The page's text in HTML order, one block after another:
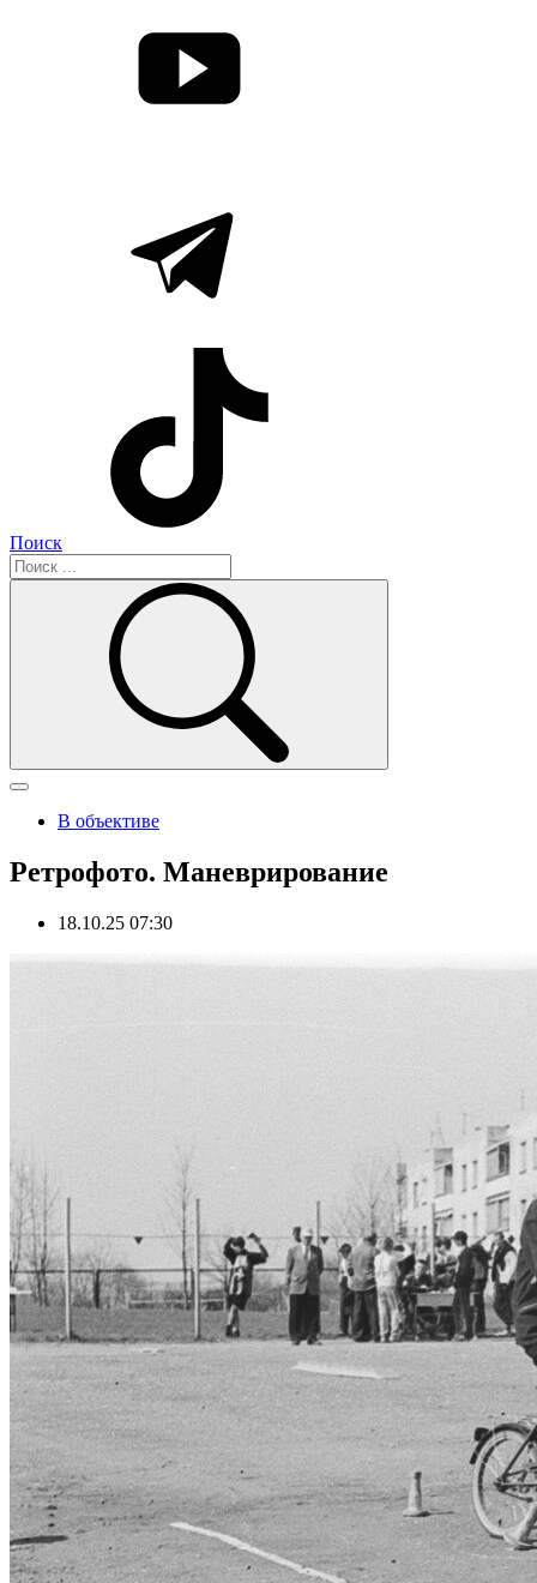
Поиск
В объективе
Ретрофото. Маневрирование
18.10.25 07:30